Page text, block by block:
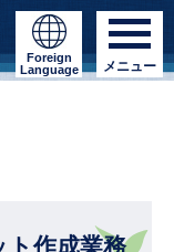
Foreign
Language
メニュー
ト作成業務